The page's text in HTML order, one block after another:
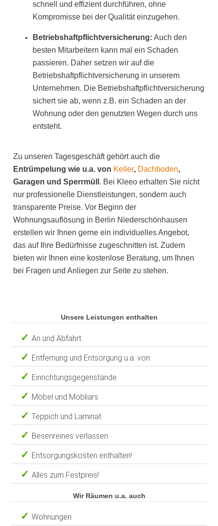
schnell und effizient durchführen, ohne
Kompromisse bei der Qualität einzugehen.
Betriebshaftpflichtversicherung: Auch den
besten Mitarbeitern kann mal ein Schaden
passieren. Daher setzen wir auf die
Betriebshaftpflichtversicherung in unserem
Unternehmen. Die Betriebshaftpflichtversicherung
sichert sie ab, wenn z.B. ein Schaden an der
Wohnung oder den genutzten Wegen durch uns
entsteht.
Zu unseren Tagesgeschäft gehört auch die
Entrümpelung wie u.a. von Keller, Dachboden,
Garagen und Sperrmüll . Bei Kleeo erhalten Sie nicht
nur professionelle Dienstleistungen, sondern auch
transparente Preise. Vor Beginn der
Wohnungsauflösung in Berlin Niederschönhausen
erstellen wir Ihnen gerne ein individuelles Angebot,
das auf Ihre Bedürfnisse zugeschnitten ist. Zudem
bieten wir Ihnen eine kostenlose Beratung, um Ihnen
bei Fragen und Anliegen zur Seite zu stehen.
Unsere Leistungen enthalten
An und Abfahrt
Entfernung und Entsorgung u.a. von:
Einrichtungsgegenstände
Möbel und Möbliars
Teppich und Laminat
Besenreines verlassen
Entsorgungskosten enthalten!
Alles zum Festpreis!
Wir Räumen u.a. auch
Wohnungen